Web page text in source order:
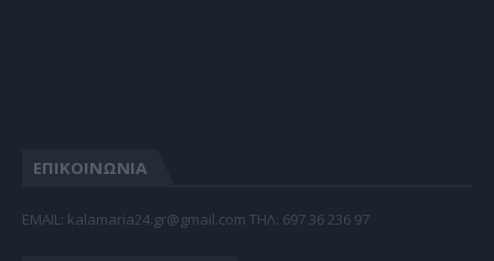
ΕΠΙΚΟΙΝΩΝΙΑ
EMAIL: kalamaria24.gr@gmail.com TΗΛ: 697 36 236 97